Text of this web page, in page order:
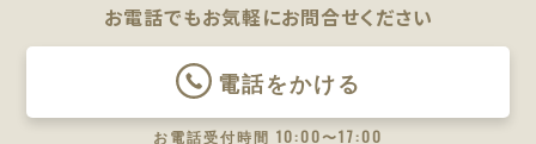
お電話でもお気軽にお問合せください
電話をかける
お電話受付時間 10:00〜17:00